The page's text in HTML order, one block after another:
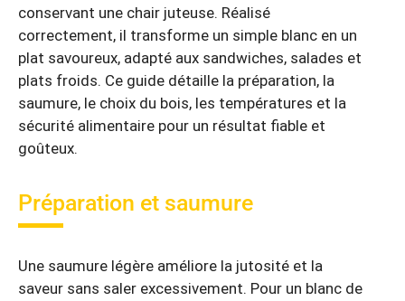
conservant une chair juteuse. Réalisé
correctement, il transforme un simple blanc en un
plat savoureux, adapté aux sandwiches, salades et
plats froids. Ce guide détaille la préparation, la
saumure, le choix du bois, les températures et la
sécurité alimentaire pour un résultat fiable et
goûteux.
Préparation et saumure
Une saumure légère améliore la jutosité et la
saveur sans saler excessivement. Pour un blanc de